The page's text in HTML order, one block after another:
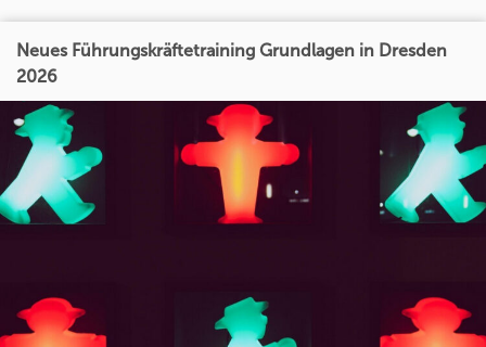
Neues Führungskräftetraining Grundlagen in Dresden
2026